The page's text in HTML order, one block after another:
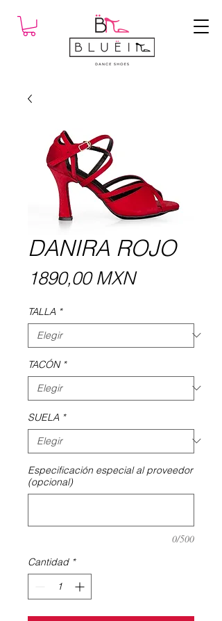
DANIRA ROJO
1890,00 MXNPrecio
TALLA *
TACÓN *
SUELA *
Especificación especial al proveedor
(opcional)
0/500
Cantidad *